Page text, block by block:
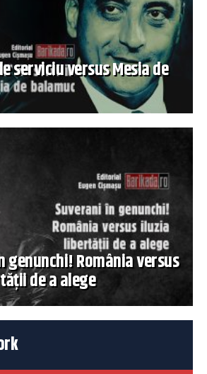
serviciu versus Mesia de
genunchi! România versus
de a alege